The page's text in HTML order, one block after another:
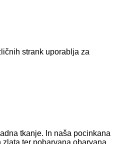
strank uporablja za
tkanje. In naša pocinkana